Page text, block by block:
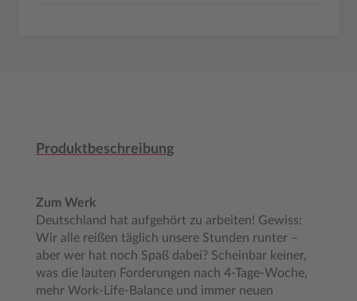
Produktbeschreibung
Zum Werk
Deutschland hat aufgehört zu arbeiten! Gewiss:
Wir alle reißen täglich unsere Stunden runter –
aber wer hat noch Spaß dabei? Scheinbar keiner,
was die lauten Forderungen nach 4-Tage-Woche,
mehr Work-Life-Balance und immer neuen